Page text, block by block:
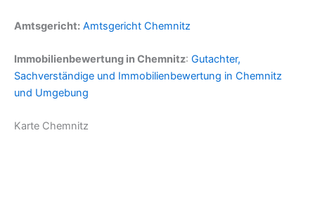
Amtsgericht: Amtsgericht Chemnitz
Immobilienbewertung in Chemnitz: Gutachter,
Sachverständige und Immobilienbewertung in Chemnitz
und Umgebung
Karte Chemnitz